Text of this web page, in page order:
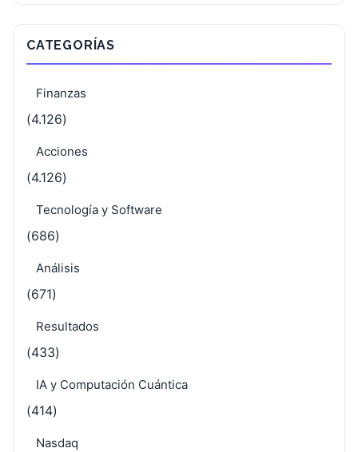
CATEGORÍAS
Finanzas
(4.126)
Acciones
(4.126)
Tecnología y Software
(686)
Análisis
(671)
Resultados
(433)
IA y Computación Cuántica
(414)
Nasdaq